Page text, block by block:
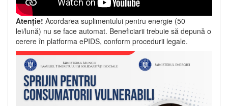
Atenție! Acordarea suplimentului pentru energie (50
lei/lună) nu se face automat. Beneficiarii trebuie să depună o
cerere în platforma ePIDS, conform procedurii legale.